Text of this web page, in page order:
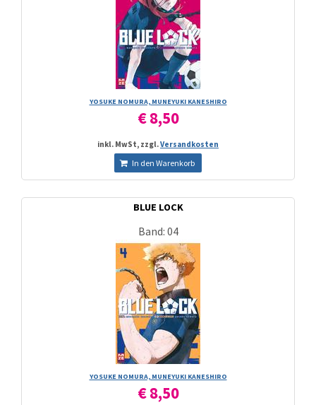
YOSUKE NOMURA, MUNEYUKI KANESHIRO
€ 8,50
inkl. MwSt, zzgl.Versandkosten
In den Warenkorb
BLUE LOCK
Band: 04
YOSUKE NOMURA, MUNEYUKI KANESHIRO
€ 8,50